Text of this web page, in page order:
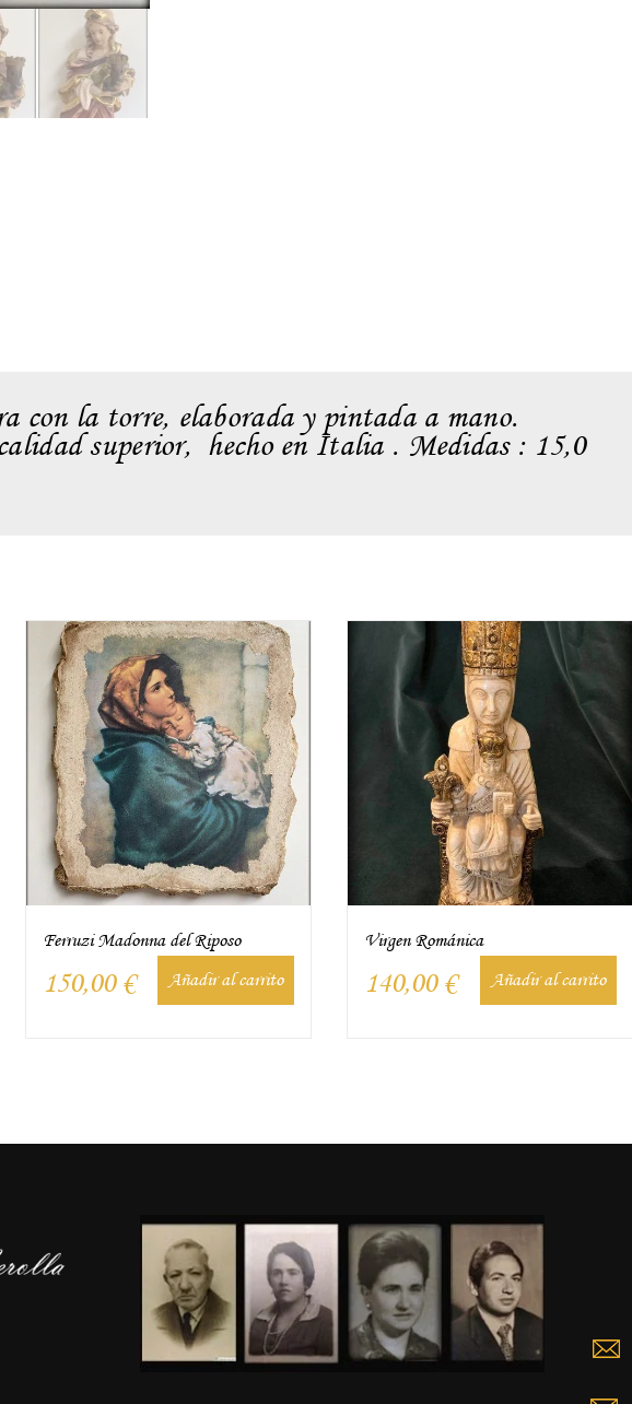
con la torre, elaborada y pintada a mano.
superior, hecho en Italia . Medidas : 15,0
Ferruzi Madonna del Riposo
150,00 € Añadir al carrito
Virgen Románica
140,00 € Añadir al carrito